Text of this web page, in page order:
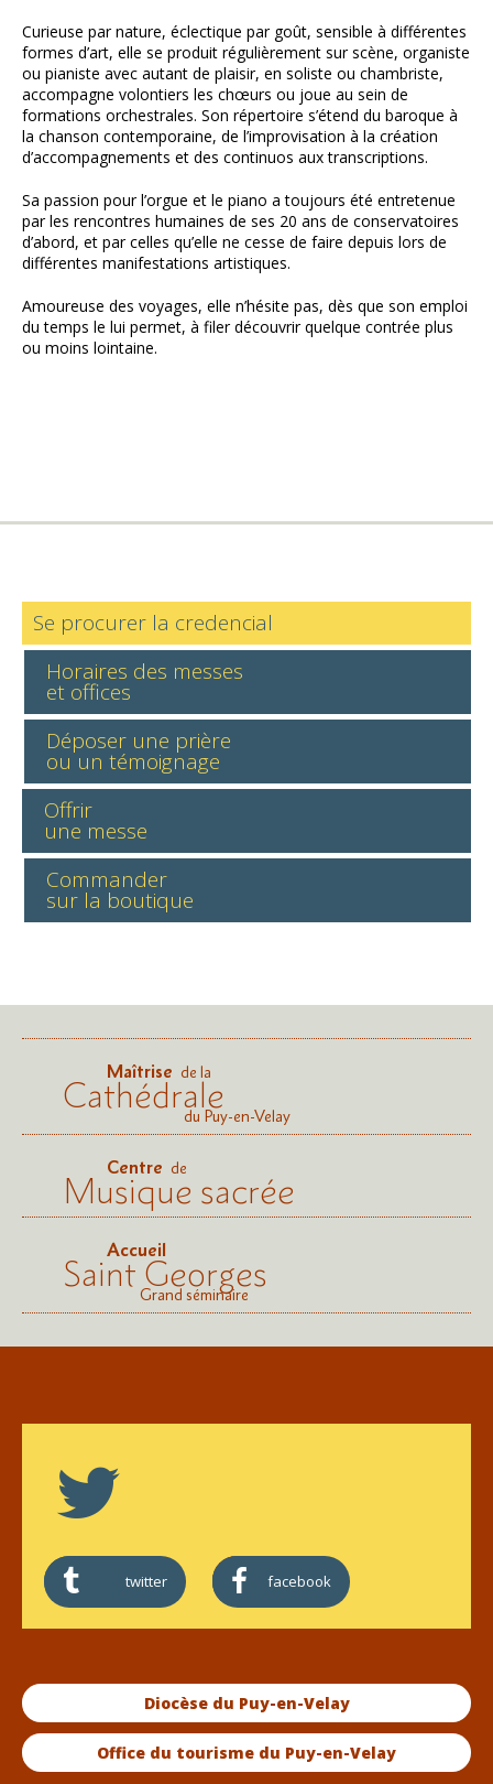
Curieuse par nature, éclectique par goût, sensible à différentes
formes d’art, elle se produit régulièrement sur scène, organiste
ou pianiste avec autant de plaisir, en soliste ou chambriste,
accompagne volontiers les chœurs ou joue au sein de
formations orchestrales. Son répertoire s’étend du baroque à
la chanson contemporaine, de l’improvisation à la création
d’accompagnements et des continuos aux transcriptions.
Sa passion pour l’orgue et le piano a toujours été entretenue
par les rencontres humaines de ses 20 ans de conservatoires
d’abord, et par celles qu’elle ne cesse de faire depuis lors de
différentes manifestations artistiques.
Amoureuse des voyages, elle n’hésite pas, dès que son emploi
du temps le lui permet, à filer découvrir quelque contrée plus
ou moins lointaine.
Se procurer la credencial
Horaires des messes
et offices
Déposer une prière
ou un témoignage
Offrir
une messe
Commander
sur la boutique
Maîtrise de la
Cathédraledu Puy-en-Velay
Centre de
Musique sacrée
Accueil
Saint Georges
Grand séminaire
twitter facebook
Diocèse du Puy-en-Velay
Office du tourisme du Puy-en-Velay